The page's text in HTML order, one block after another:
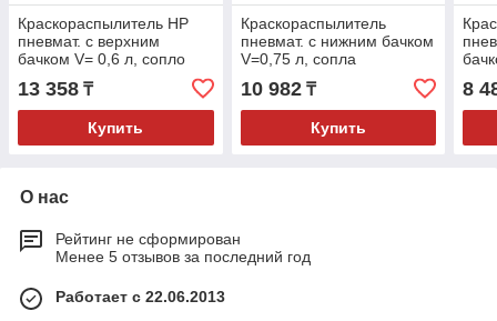
Краскораспылитель HP
пневмат. с верхним
бачком V= 0,6 л, сопло
диаметром 1.7 мм// Matrix
13 358 ₸
Купить
Краскораспылитель
пневмат. с нижним бачком
V=0,75 л, сопла
диаметром 1.2, 1.5 и 1.8
мм// Matrix
10 982₸
Купить
мм//
8
О нас
Рейтинг не сформирован
Менее 5 отзывов за последний год
Работает с 22.06.2013